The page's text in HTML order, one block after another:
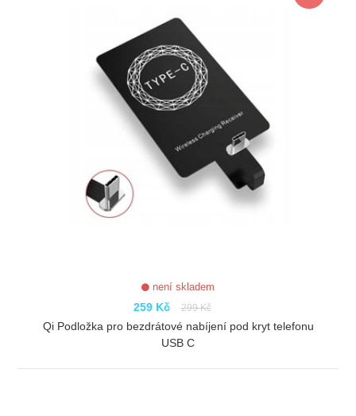
není skladem
259 Kč 299 Kč
Qi Podložka pro bezdrátové nabíjení pod kryt telefonu
USB C